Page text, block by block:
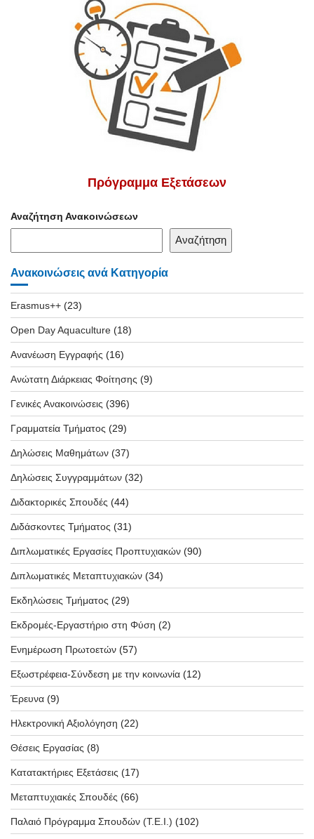
Πρόγραμμα Εξετάσεων
Αναζήτηση Ανακοινώσεων
Αναζήτηση
Ανακοινώσεις ανά Κατηγορία
Erasmus++ (23)
Open Day Aquaculture (18)
Ανανέωση Εγγραφής (16)
Ανώτατη Διάρκειας Φοίτησης (9)
Γενικές Ανακοινώσεις (396)
Γραμματεία Τμήματος (29)
Δηλώσεις Μαθημάτων (37)
Δηλώσεις Συγγραμμάτων (32)
Διδακτορικές Σπουδές (44)
Διδάσκοντες Τμήματος (31)
Διπλωματικές Εργασίες Προπτυχιακών (90)
Διπλωματικές Μεταπτυχιακών (34)
Εκδηλώσεις Τμήματος (29)
Εκδρομές-Εργαστήριο στη Φύση (2)
Ενημέρωση Πρωτοετών (57)
Εξωστρέφεια-Σύνδεση με την κοινωνία (12)
Έρευνα (9)
Ηλεκτρονική Αξιολόγηση (22)
Θέσεις Εργασίας (8)
Κατατακτήριες Εξετάσεις (17)
Μεταπτυχιακές Σπουδές (66)
Παλαιό Πρόγραμμα Σπουδών (T.E.I.) (102)